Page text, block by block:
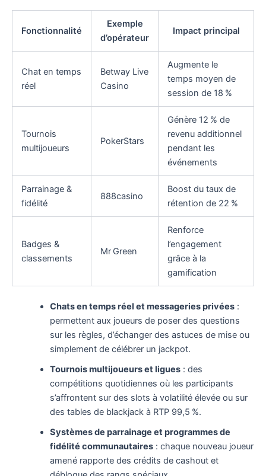
Fonctionnalité
Exemple
d’opérateur
Impact principal
Chat en temps
réel
Betway Live
Casino
Augmente le
temps moyen de
session de 18 %
Tournois
multijoueurs
PokerStars
Génère 12 % de
revenu additionnel
pendant les
événements
Parrainage &
fidélité
888casino
Boost du taux de
rétention de 22 %
Badges &
classements
Mr Green
Renforce
l’engagement
grâce à la
gamification
Chats en temps réel et messageries privées:
permettent aux joueurs de poser des questions
sur les règles, d’échanger des astuces de mise ou
simplement de célébrer un jackpot.
Tournois multijoueurs et ligues: des
compétitions quotidiennes où les participants
s’affrontent sur des slots à volatilité élevée ou sur
des tables de blackjack à RTP 99,5 %.
Systèmes de parrainage et programmes de
fidélité communautaires: chaque nouveau joueur
amené rapporte des crédits de cashout et